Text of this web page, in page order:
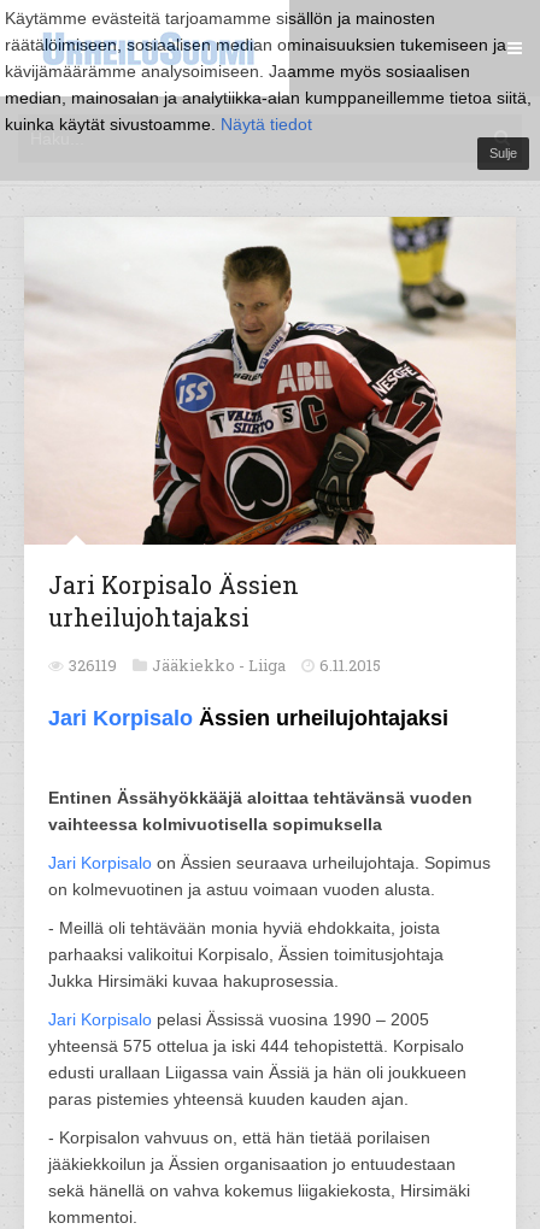
Käytämme evästeitä tarjoamamme sisällön ja mainosten
räätälöimiseen, sosiaalisen median ominaisuuksien tukemiseen ja
kävijämäärämme analysoimiseen. Jaamme myös sosiaalisen
median, mainosalan ja analytiikka-alan kumppaneillemme tietoa siitä,
kuinka käytät sivustoamme. Näytä tiedot
Sulje
Jari Korpisalo Ässien
urheilujohtajaksi
326119 Jääkiekko - Liiga 6.11.2015
Jari Korpisalo Ässien urheilujohtajaksi
Entinen Ässähyökkääjä aloittaa tehtävänsä vuoden
vaihteessa kolmivuotisella sopimuksella
Jari Korpisalo on Ässien seuraava urheilujohtaja. Sopimus
on kolmevuotinen ja astuu voimaan vuoden alusta.
- Meillä oli tehtävään monia hyviä ehdokkaita, joista
parhaaksi valikoitui Korpisalo, Ässien toimitusjohtaja
Jukka Hirsimäki kuvaa hakuprosessia.
Jari Korpisalo pelasi Ässissä vuosina 1990 – 2005
yhteensä 575 ottelua ja iski 444 tehopistettä. Korpisalo
edusti urallaan Liigassa vain Ässiä ja hän oli joukkueen
paras pistemies yhteensä kuuden kauden ajan.
- Korpisalon vahvuus on, että hän tietää porilaisen
jääkiekkoilun ja Ässien organisaation jo entuudestaan
sekä hänellä on vahva kokemus liigakiekosta, Hirsimäki
kommentoi.